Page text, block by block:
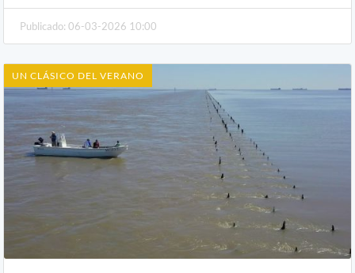
Publicado: 06-03-2026 10:00
UN CLÁSICO DEL VERANO